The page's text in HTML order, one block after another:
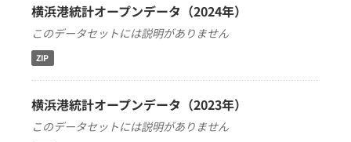
横浜港統計オープンデータ（2024年）
このデータセットには説明がありません
ZIP
横浜港統計オープンデータ（2023年）
このデータセットには説明がありません